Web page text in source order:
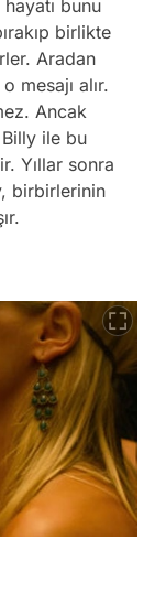
bunu
birlikte
Aradan
mesajı alır.
Ancak
ile bu
Yıllar sonra
birbirlerinin